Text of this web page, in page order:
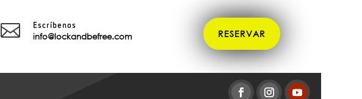
 Escríbenos
info@lockandbefree.com RESERVAR